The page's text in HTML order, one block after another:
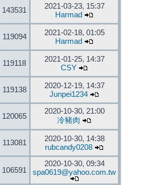
143531
2021-03-23, 15:37
Harmad
119094
2021-02-18, 01:05
Harmad
119118
2021-01-25, 14:37
CSY
119138
2020-12-19, 14:37
Junpei1234
120065
2020-10-30, 21:00
冷豬肉
113081
2020-10-30, 14:38
rubcandy0208
106591
2020-10-30, 09:34
spa0619@yahoo.com.tw